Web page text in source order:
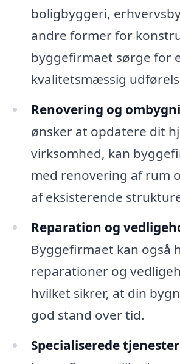
boligbyggeri,
andre former for
byggefirmaet sørge for
kvalitetsmæssig
Renovering og
ønsker at opdatere dit
virksomhed, kan
med renovering af rum
af eksisterende
Reparation og
Byggefirmaet kan også
reparationer og
hvilket sikrer, at din
god stand over tid.
Specialiserede